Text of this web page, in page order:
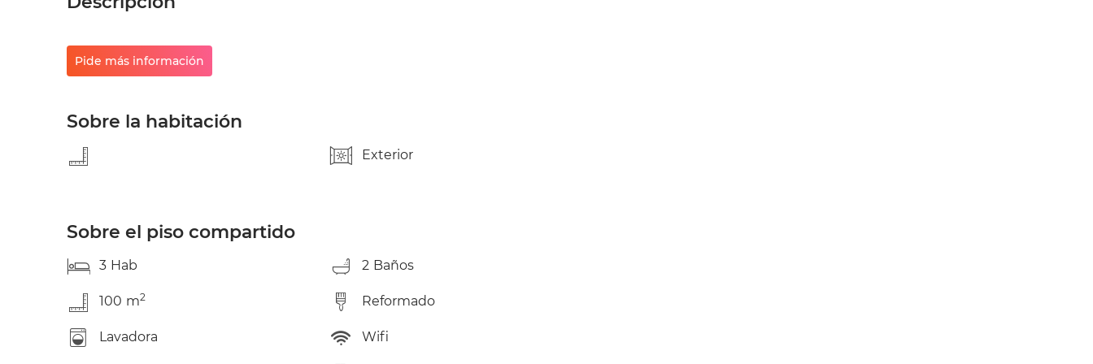
Pide más información
Sobre la habitación
Exterior
Sobre el piso compartido
3 Hab 2 Baños
100 m2 Reformado
Lavadora Wifi